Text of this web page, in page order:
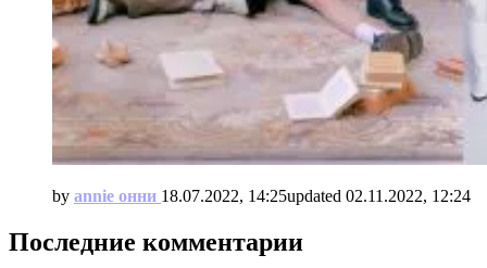
by annie онни 18.07.2022, 14:25updated 02.11.2022, 12:24
Последние комментарии